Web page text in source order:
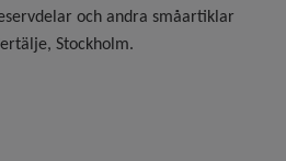
och andra småartiklar
Stockholm.